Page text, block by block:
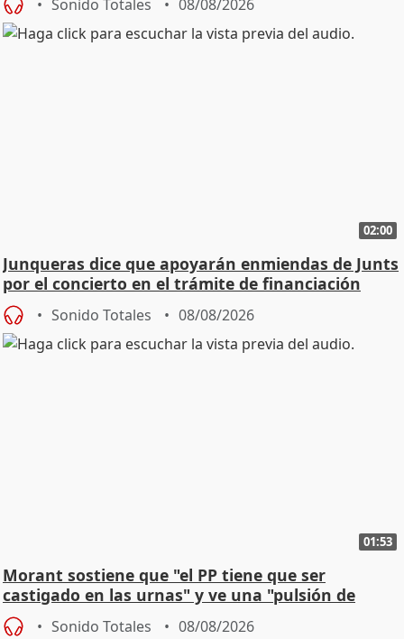
Sonido Totales 08/08/2026
02:00
Junqueras dice que apoyarán enmiendas de Junts
por el concierto en el trámite de financiación
Sonido Totales 08/08/2026
01:53
Morant sostiene que "el PP tiene que ser
castigado en las urnas" y ve una "pulsión de
cambio"
Sonido Totales 08/08/2026